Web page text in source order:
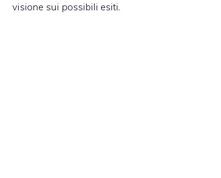
visione sui possibili esiti.